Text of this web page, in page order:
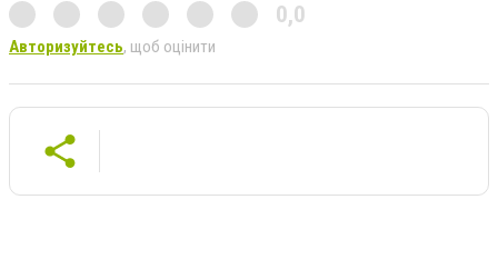
0,0
Авторизуйтесь, щоб оцінити